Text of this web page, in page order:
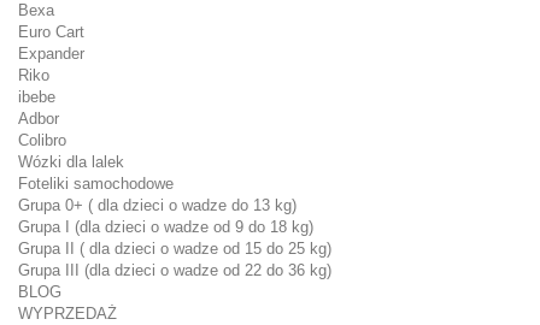
Bexa
Euro Cart
Expander
Riko
ibebe
Adbor
Colibro
Wózki dla lalek
Foteliki samochodowe
Grupa 0+ ( dla dzieci o wadze do 13 kg)
Grupa I (dla dzieci o wadze od 9 do 18 kg)
Grupa II ( dla dzieci o wadze od 15 do 25 kg)
Grupa III (dla dzieci o wadze od 22 do 36 kg)
BLOG
WYPRZEDAŻ